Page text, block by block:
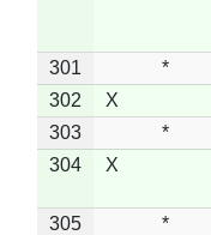
301 *
302
X
303
*
304
X
305 *